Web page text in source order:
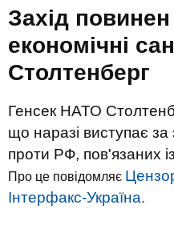
Захід
економічні
Столтенберг
Генсек НАТО
що наразі виступає
проти РФ, пов'язаних
Про це повідомляє
Інтерфакс-Україна.